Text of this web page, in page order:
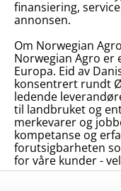
finansiering,
annonsen.
Om Norwegian
Norwegian Agro er
Europa. Eid av
konsentrert rundt
ledende
til landbruket og
merkevarer og
kompetanse og
forutsigbarheten
for våre kunder -